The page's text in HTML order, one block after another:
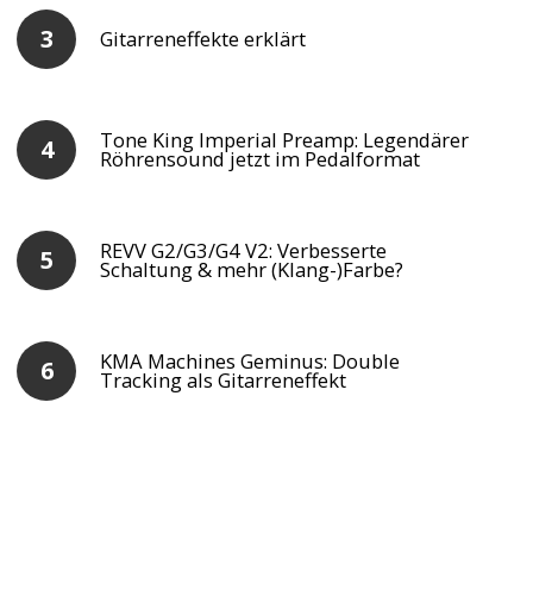
Gitarreneffekte erklärt
Tone King Imperial Preamp: Legendärer
Röhrensound jetzt im Pedalformat
REVV G2/G3/G4 V2: Verbesserte
Schaltung & mehr (Klang-)Farbe?
KMA Machines Geminus: Double
Tracking als Gitarreneffekt